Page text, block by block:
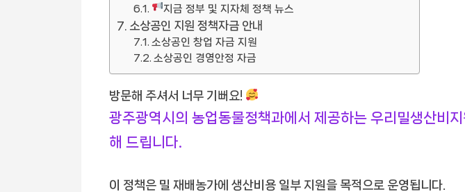
지금 정부 및 지자체 정책 뉴스
소상공인 지원 정책자금 안내
소상공인 창업 자금 지원
소상공인 경영안정 자금
방문해 주셔서 너무 기뻐요!
광주광역시의 농업동물정책과에서 제공하는 우리밀생산비지
해 드립니다.
이 정책은 밀 재배농가에 생산비용 일부 지원을 목적으로 운영됩니다.